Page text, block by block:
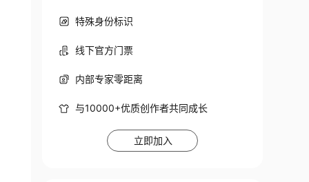
特殊身份标识
线下官方门票
内部专家零距离
与10000+优质创作者共同成长
立即加入